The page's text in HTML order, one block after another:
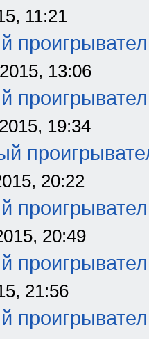
11:21
13:06
19:34
20:22
20:49
21:56